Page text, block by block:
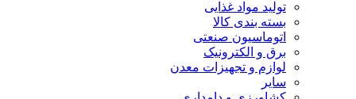
تولید مواد غذایی
بسته بندی کالا
اتوماسیون صنعتی
برق و الکترونیک
لوازم و تجهیزات معدن
سایر